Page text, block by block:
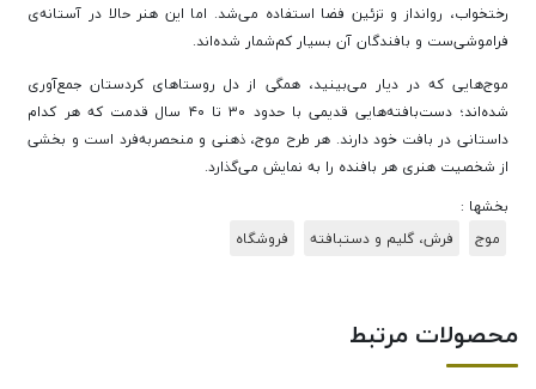
رختخواب، روانداز و تزئین فضا استفاده می‌شد. اما این هنر حالا در آستانه‌ی
فراموشی‌ست و بافندگان آن بسیار کم‌شمار شده‌اند.
موج‌هایی که در دیار می‌بینید، همگی از دل روستاهای کردستان جمع‌آوری
شده‌اند؛ دست‌بافته‌هایی قدیمی با حدود ۳۰ تا ۴۰ سال قدمت که هر کدام
داستانی در بافت خود دارند. هر طرح موج، ذهنی و منحصربه‌فرد است و بخشی
از شخصیت هنری هر بافنده را به نمایش می‌گذارد.
بخشها :
موج
فرش، گلیم و دستبافته فروشگاه
محصولات مرتبط